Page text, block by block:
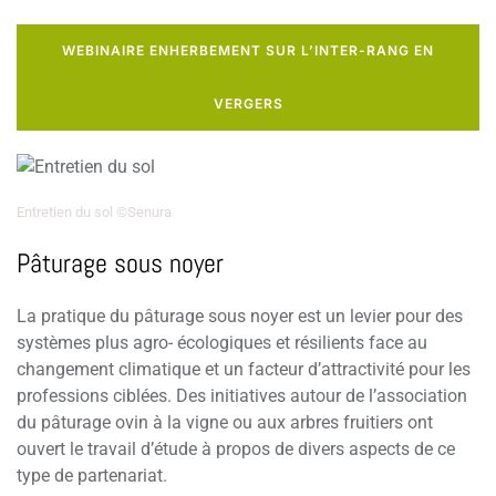
WEBINAIRE ENHERBEMENT SUR L’INTER-RANG EN
VERGERS
Entretien du sol ©Senura
Pâturage sous noyer
La pratique du pâturage sous noyer est un levier pour des
systèmes plus agro- écologiques et résilients face au
changement climatique et un facteur d’attractivité pour les
professions ciblées. Des initiatives autour de l’association
du pâturage ovin à la vigne ou aux arbres fruitiers ont
ouvert le travail d’étude à propos de divers aspects de ce
type de partenariat.